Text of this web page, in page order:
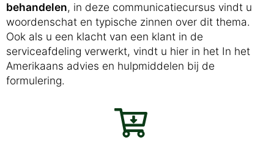
behandelen, in deze communicatiecursus vindt u
woordenschat en typische zinnen over dit thema.
Ook als u een klacht van een klant in de
serviceafdeling verwerkt, vindt u hier in het In het
Amerikaans advies en hulpmiddelen bij de
formulering.